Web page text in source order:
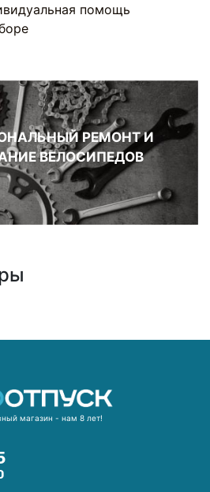
помощь
РЕМОНТ И
ВЕЛОСИПЕДОВ
магазин - нам 8 лет!